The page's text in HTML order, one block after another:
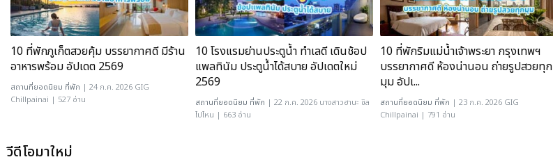
10 ที่พักภูเก็ตสวยคุ้ม บรรยากาศดี มีร้าน
อาหารพร้อม อัปเดต 2569
สถานที่ยอดนิยม ที่พัก | 24 ก.ค. 2026 GIG
Chillpainai | 527 อ่าน
10 โรงแรมย่านประตูน้ำ ทำเลดี เดินช้อป
แพลทินัม ประตูน้ำได้สบาย อัปเดตใหม่
2569
สถานที่ยอดนิยม ที่พัก | 22 ก.ค. 2026 นางสาวฮานะ ชิล
ไปไหน | 663 อ่าน
10 ที่พักริมแม่น้ำเจ้าพระยา กรุงเทพฯ
บรรยากาศดี ห้องน่านอน ถ่ายรูปสวยทุก
มุม อัปเ...
สถานที่ยอดนิยม ที่พัก | 23 ก.ค. 2026 GIG
Chillpainai | 791 อ่าน
วีดีโอมาใหม่